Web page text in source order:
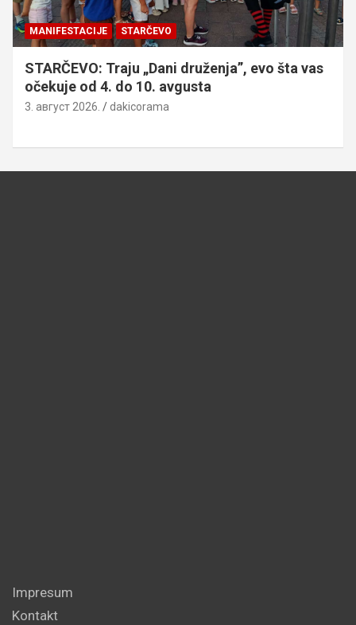
MANIFESTACIJE STARČEVO
STARČEVO: Traju „Dani druženja”, evo šta vas
očekuje od 4. do 10. avgusta
3. август 2026. dakicorama
Impresum
Kontakt